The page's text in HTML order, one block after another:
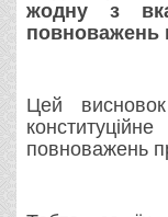
жодну з
повноважень
Цей
повноважень